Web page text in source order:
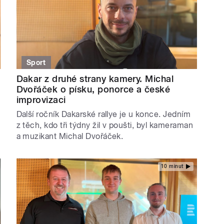
Sport
Dakar z druhé strany kamery. Michal
Dvořáček o písku, ponorce a české
improvizaci
Další ročník Dakarské rallye je u konce. Jedním
z těch, kdo tři týdny žil v poušti, byl kameraman
a muzikant Michal Dvořáček.
10 minut